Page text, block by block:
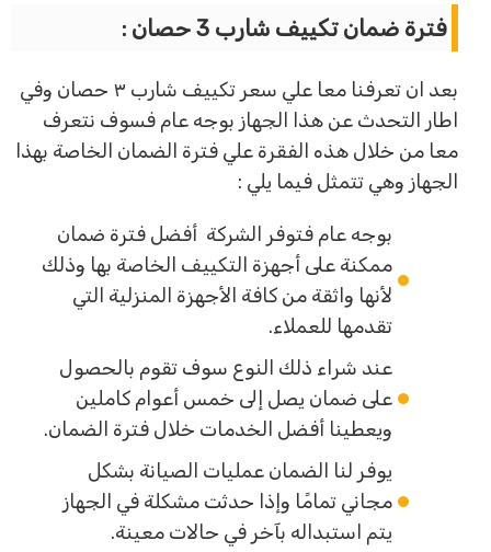
فترة ضمان تكييف شارب 3 حصان :
بعد ان تعرفنا معا علي سعر تكييف شارب ٣ حصان وفي
اطار التحدث عن هذا الجهاز بوجه عام فسوف نتعرف
معا من خلال هذه الفقرة علي فترة الضمان الخاصة بهذا
الجهاز وهي تتمثل فيما يلي :
بوجه عام فتوفر الشركة أفضل فترة ضمان
ممكنة على أجهزة التكييف الخاصة بها وذلك
لأنها واثقة من كافة الأجهزة المنزلية التي
تقدمها للعملاء.
عند شراء ذلك النوع سوف تقوم بالحصول
على ضمان يصل إلى خمس أعوام كاملين
ويعطينا أفضل الخدمات خلال فترة الضمان.
يوفر لنا الضمان عمليات الصيانة بشكل
مجاني تمامًا وإذا حدثت مشكلة في الجهاز
يتم استبداله بآخر في حالات معينة.